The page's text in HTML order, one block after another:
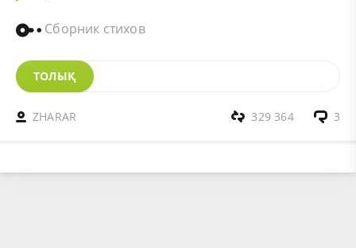
Сборник стихов
ТОЛЫҚ
ZHARAR 3
329 364